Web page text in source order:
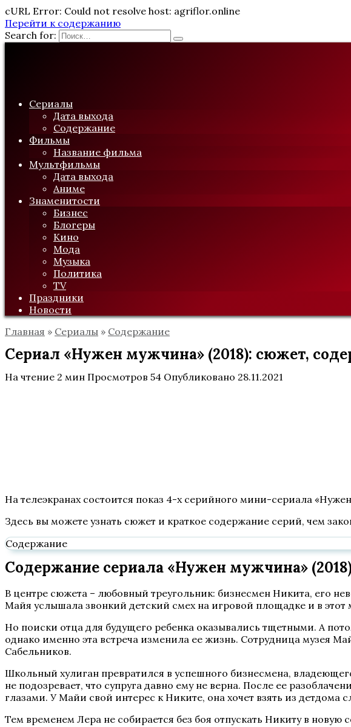
cURL Error: Could not resolve host: agriflor.online
Перейти к содержанию
Search for:
Сериалы
Дата выхода
Содержание
Фильмы
Название фильма
Мультфильмы
Дата выхода
Аниме
Знаменитости
Бизнес
Блогеры
Кино
Мода
Музыка
Политика
TV
Праздники
Новости
Главная » Сериалы » Содержание
Сериал «Нужен мужчина» (2018): сюжет,
На чтение 2 мин Просмотров 54 Опубликовано 28.11.2021
На телеэкранах состоится показ 4-х серийного мини-сериала
Здесь вы можете узнать сюжет и краткое содержание серий, чем
Содержание
Содержание сериала «Нужен мужчина»
В центре сюжета – любовный треугольник: бизнесмен Никита, его
Майя услышала звонкий детский смех на игровой площадке и в этот
Но поиски отца для будущего ребенка оказывались тщетными. А
однако именно эта встреча изменила ее жизнь. Сотрудница музея
Сабельников.
Школьный хулиган превратился в успешного бизнесмена,
не подозревает, что супруга давно ему не верна. После ее
глазами. У Майи свой интерес к Никите, она хочет взять из
Тем временем Лера не собирается без боя отпускать Никиту в